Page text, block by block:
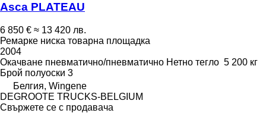
Asca PLATEAU
6 850 € ≈ 13 420 лв.
Ремарке ниска товарна площадка
2004
Окачване пневматично/пневматично Нетно тегло 5 200 кг
Брой полуоски 3
Белгия, Wingene
DEGROOTE TRUCKS-BELGIUM
Свържете се с продавача